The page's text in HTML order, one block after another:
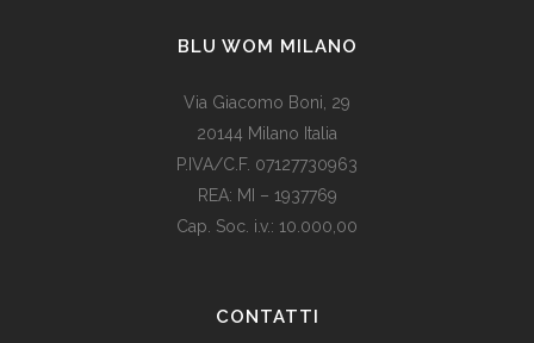
BLU WOM MILANO
Via Giacomo Boni, 29
20144 Milano Italia
P.IVA/C.F. 07127730963
REA: MI – 1937769
Cap. Soc. i.v.: 10.000,00
med dagens valutadevaluering må mange av oss ty til billige
CONTATTI